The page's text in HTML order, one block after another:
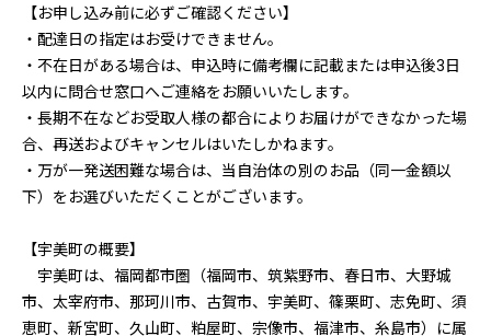
【お申し込み前に必ずご確認ください】
・配達日の指定はお受けできません。
・不在日がある場合は、申込時に備考欄に記載または申込後3日
以内に問合せ窓口へご連絡をお願いいたします。
・長期不在などお受取人様の都合によりお届けができなかった場
合、再送およびキャンセルはいたしかねます。
・万が一発送困難な場合は、当自治体の別のお品（同一金額以
下）をお選びいただくことがございます。
【宇美町の概要】
宇美町は、福岡都市圏（福岡市、筑紫野市、春日市、大野城
市、太宰府市、那珂川市、古賀市、宇美町、篠栗町、志免町、須
恵町、新宮町、久山町、粕屋町、宗像市、福津市、糸島市）に属